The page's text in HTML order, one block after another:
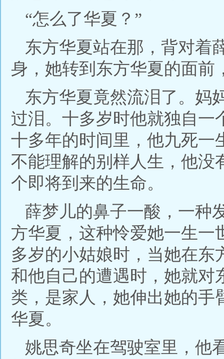
“怎么了华夏？”
东方华夏站在那，背对着
身，她转到东方华夏的面前
东方华夏竟然流泪了。妈
过泪。十多岁时他就独自一
十多年的时间里，他九死一
不能理解的别样人生，他没
个即将到来的生命。
薛梦儿的鼻子一酸，一种
方华夏，这种怜爱她一生一
多岁的小姑娘时，当她在东
和他自己的遭遇时，她就对
类，是家人，她伸出她的手
华夏。
姚思奇坐在驾驶室里，他